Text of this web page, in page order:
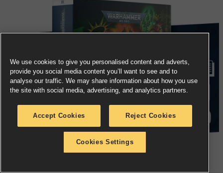
We use cookies to give you personalised content and adverts,
provide you social media content you’ll want to see and to
analyse our traffic. We may share information about how you use
the site with social media, advertising, and analytics partners.
Accept Cookies Reject Cookies
Cookies Settings